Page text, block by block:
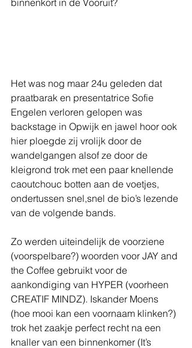
binnenkort in de Vooruit?
Het was nog maar 24u geleden dat
praatbarak en presentatrice Sofie
Engelen verloren gelopen was
backstage in Opwijk en jawel hoor ook
hier ploegde zij vrolijk door de
wandelgangen alsof ze door de
kleigrond trok met een paar knellende
caoutchouc botten aan de voetjes,
ondertussen snel,snel de bio’s lezende
van de volgende bands.
Zo werden uiteindelijk de voorziene
(voorspelbare?) woorden voor JAY and
the Coffee gebruikt voor de
aankondiging van HYPER (voorheen
CREATIF MINDZ). Iskander Moens
(hoe mooi kan een voornaam klinken?)
trok het zaakje perfect recht na een
knaller van een binnenkomer (It’s